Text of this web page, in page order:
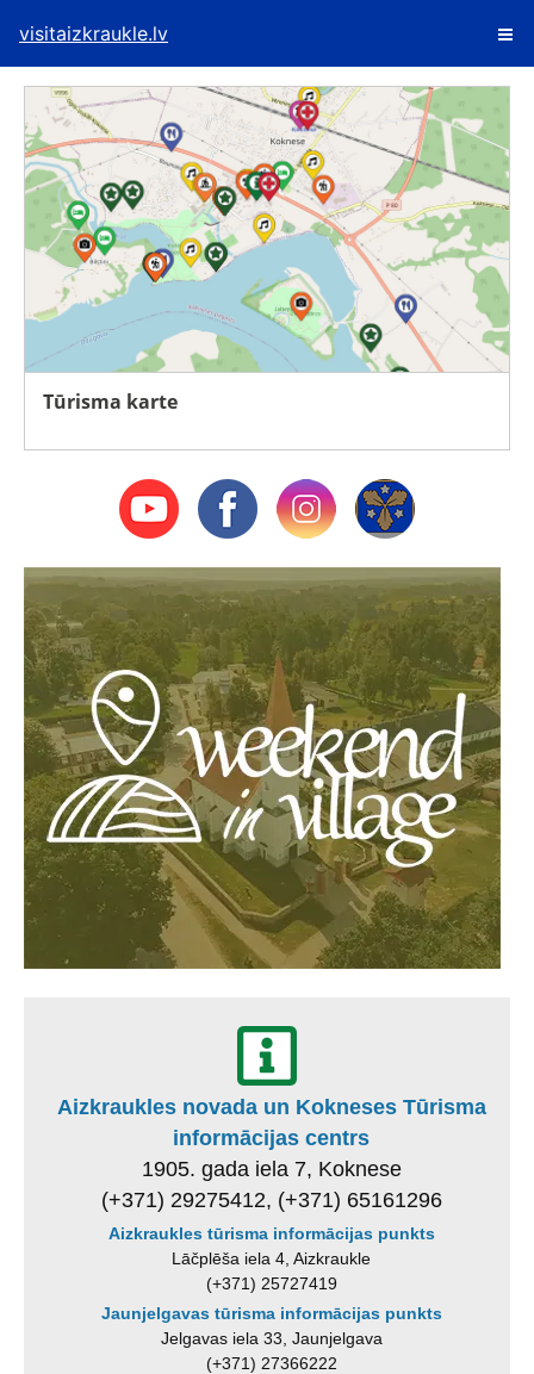
visitaizkraukle.lv
Tūrisma karte
Aizkraukles novada un Kokneses Tūrisma
informācijas centrs
1905. gada iela 7, Koknese
(+371) 29275412, (+371) 65161296
Aizkraukles tūrisma informācijas punkts
Lāčplēša iela 4, Aizkraukle
(+371) 25727419
Jaunjelgavas tūrisma informācijas punkts
Jelgavas iela 33, Jaunjelgava
(+371) 27366222